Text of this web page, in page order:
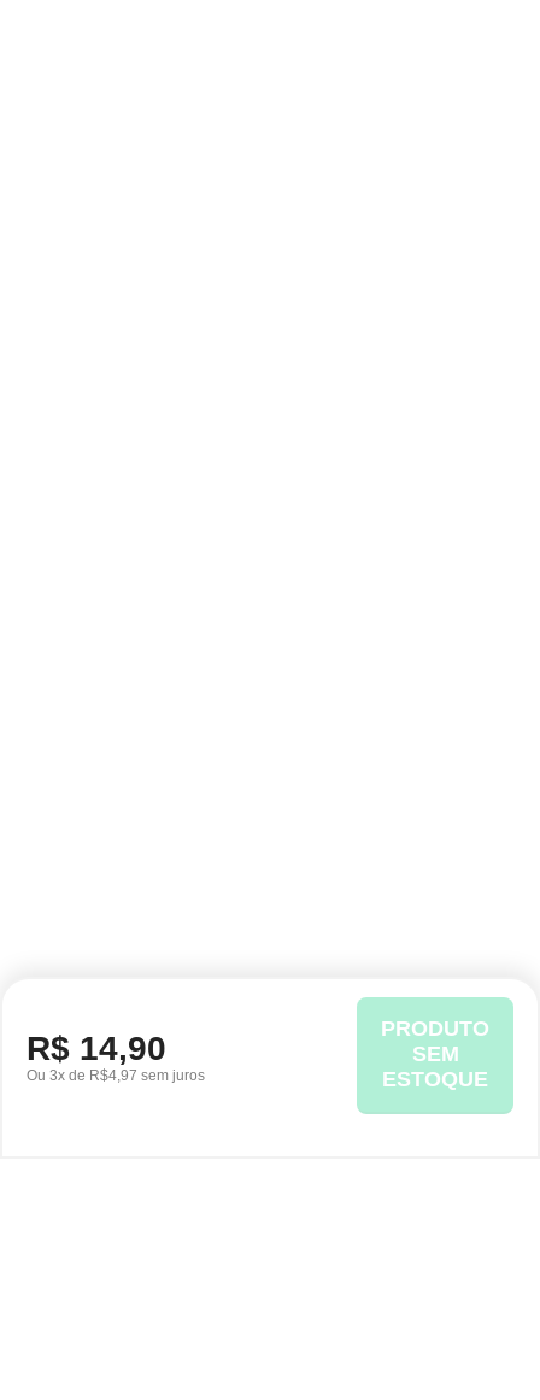
R$ 14,90
Ou 3x de R$4,97 sem juros
PRODUTO
SEM
ESTOQUE